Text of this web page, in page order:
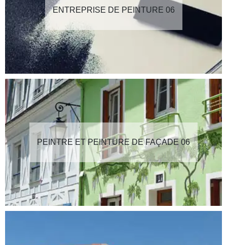
ENTREPRISE DE PEINTURE 06
PEINTRE ET PEINTURE DE FAÇADE 06